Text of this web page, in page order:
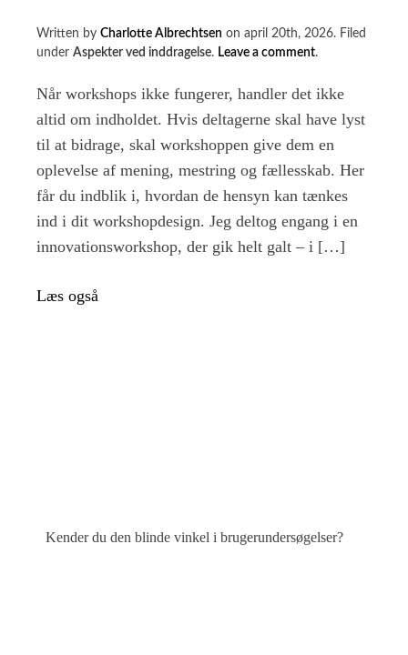
Written by Charlotte Albrechtsen on april 20th, 2026. Filed
under Aspekter ved inddragelse. Leave a commenton
skaber
motiverende
workshops
med
.
Når workshops ikke fungerer, handler det ikke
altid om indholdet. Hvis deltagerne skal have lyst
til at bidrage, skal workshoppen give dem en
oplevelse af mening, mestring og fællesskab. Her
får du indblik i, hvordan de hensyn kan tænkes
ind i dit workshopdesign. Jeg deltog engang i en
innovationsworkshop, der gik helt galt – i […]
Læs også
Kender du den blinde vinkel i brugerundersøgelser?